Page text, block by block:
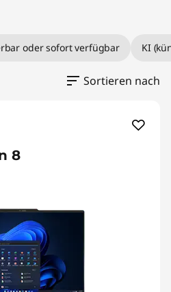
oder sofort verfügbar KI
Sortieren nach
8